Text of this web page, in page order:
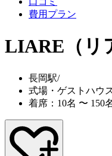
費用プラン
LIARE（リ
長岡駅/
式場・ゲストハウ
着席：10名 〜 150